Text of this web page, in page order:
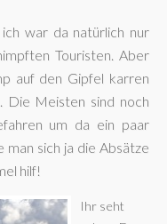
war da natürlich nur
Touristen. Aber
auf den Gipfel karren
Die Meisten sind noch
um da ein paar
sich ja die Absätze
hilf!
Ihr seht